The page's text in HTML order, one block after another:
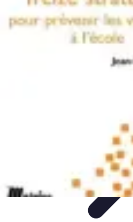
Projets Nouvelle Vie
Planification et StratégieInspiration
DurabilitéTendances